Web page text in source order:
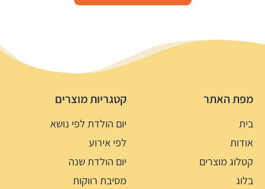
מפת האתר
בית
אודות
קטלוג מוצרים
בלוג
קטגריות מוצרים
יום הולדת לפי נושא
לפי אירוע
יום הולדת שנה
מסיבת רווקות